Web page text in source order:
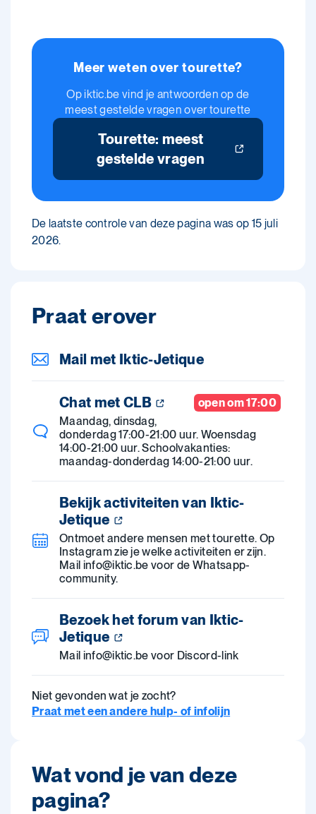
Meer weten over tourette?
Op iktic.be vind je antwoorden op de
meest gestelde vragen over tourette
Tourette: meest
gestelde vragen
De laatste controle van deze pagina was op 15 juli
2026.
Praat erover
Mail met Iktic-Jetique
open om 17:00
Chat met CLB
Maandag, dinsdag,
donderdag 17:00-21:00 uur. Woensdag
14:00-21:00 uur. Schoolvakanties:
maandag-donderdag 14:00-21:00 uur.
Bekijk activiteiten van Iktic-
Jetique
Ontmoet andere mensen met tourette. Op
Instagram zie je welke activiteiten er zijn.
Mail info@iktic.be voor de Whatsapp-
community.
Bezoek het forum van Iktic-
Jetique
Mail info@iktic.be voor Discord-link
Niet gevonden wat je zocht?
Praat met een andere hulp- of infolijn
Wat vond je van deze
pagina?